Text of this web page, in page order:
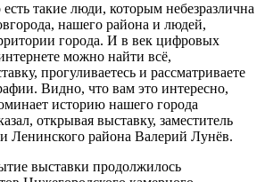
такие люди, которым небезразлична
нашего района и людей,
города. И в век цифровых
можно найти всё,
прогуливаетесь и рассматриваете
Видно, что вам это интересно,
историю нашего города
открывая выставку, заместитель
Ленинского района Валерий Лунёв.
выставки продолжилось